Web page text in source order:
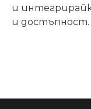
и
и достъпност.